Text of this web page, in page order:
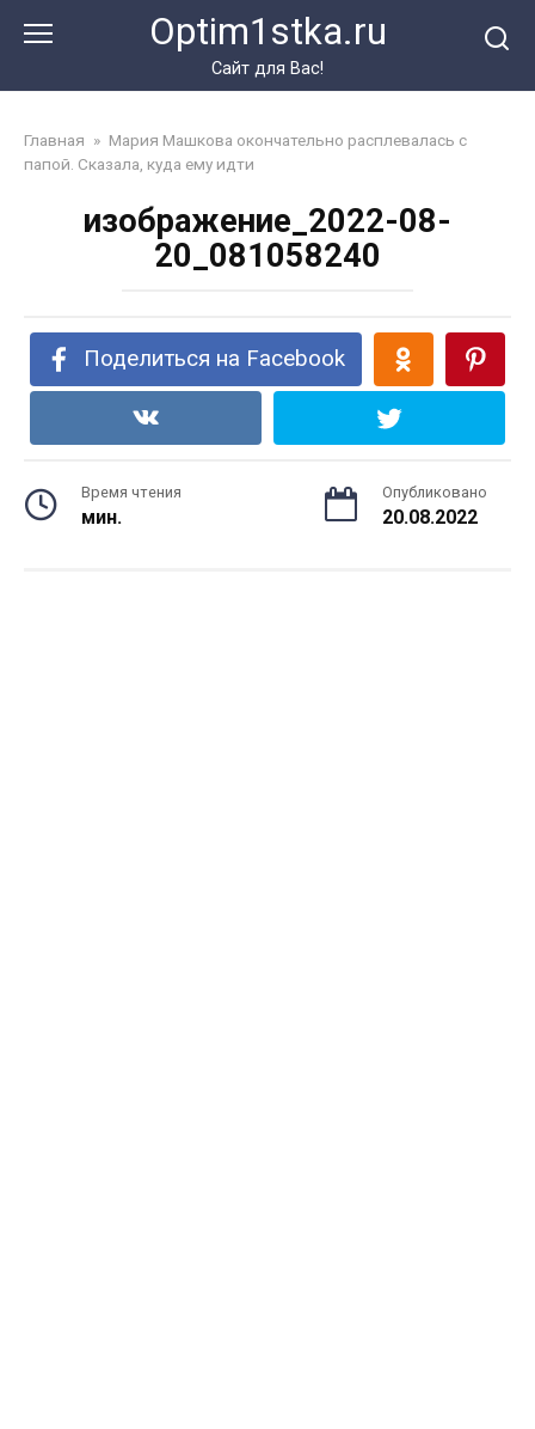
Optim1stka.ru
Сайт для Вас!
Главная » Мария Машкова окончательно расплевалась с
папой. Сказала, куда ему идти
изображение_2022-08-
20_081058240
Поделиться на Facebook
Время чтения
мин.
Опубликовано
20.08.2022